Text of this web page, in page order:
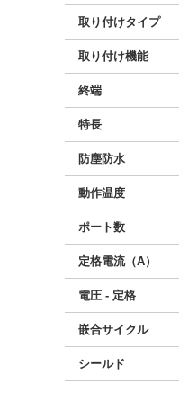
取り付けタイプ
取り付け機能
終端
特長
防塵防水
動作温度
ポート数
定格電流（A）
電圧 - 定格
嵌合サイクル
シールド